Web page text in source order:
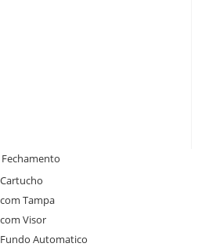
Tampa
Visor
Automatico